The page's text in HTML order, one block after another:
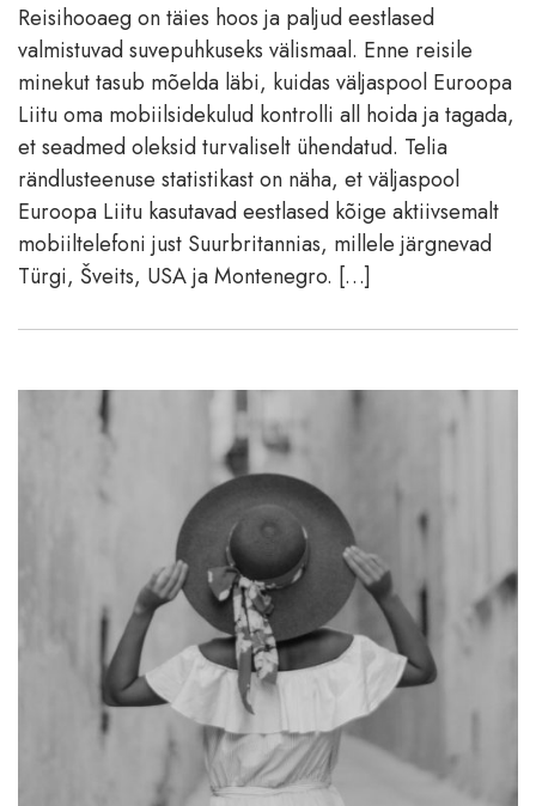
Reisihooaeg on täies hoos ja paljud eestlased
valmistuvad suvepuhkuseks välismaal. Enne reisile
minekut tasub mõelda läbi, kuidas väljaspool Euroopa
Liitu oma mobiilsidekulud kontrolli all hoida ja tagada,
et seadmed oleksid turvaliselt ühendatud. Telia
rändlusteenuse statistikast on näha, et väljaspool
Euroopa Liitu kasutavad eestlased kõige aktiivsemalt
mobiiltelefoni just Suurbritannias, millele järgnevad
Türgi, Šveits, USA ja Montenegro. […]